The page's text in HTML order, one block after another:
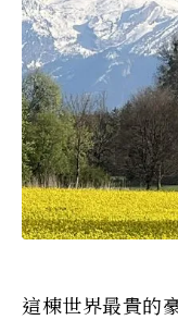
這棟世界最貴的